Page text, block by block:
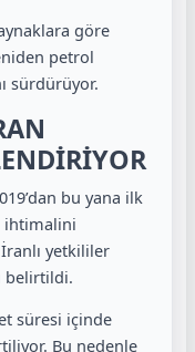
göre
petrol
sürdürüyor.
bu yana ilk
ihtimalini
yetkililer
belirtildi.
süresi içinde
Bu nedenle